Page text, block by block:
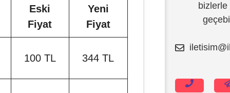
Eski
Fiyat
Yeni
Fiyat
100 TL 344 TL